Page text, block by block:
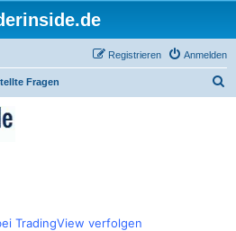
Anmelden
Registrieren
Fragen
TradingView verfolgen